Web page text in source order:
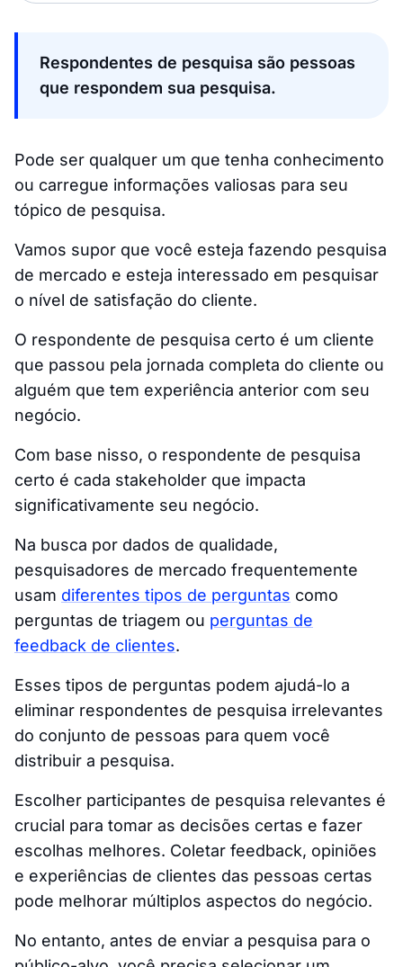
Respondentes de pesquisa são pessoas
que respondem sua pesquisa.
Pode ser qualquer um que tenha conhecimento
ou carregue informações valiosas para seu
tópico de pesquisa.
Vamos supor que você esteja fazendo pesquisa
de mercado e esteja interessado em pesquisar
o nível de satisfação do cliente.
O respondente de pesquisa certo é um cliente
que passou pela jornada completa do cliente ou
alguém que tem experiência anterior com seu
negócio.
Com base nisso, o respondente de pesquisa
certo é cada stakeholder que impacta
significativamente seu negócio.
Na busca por dados de qualidade,
pesquisadores de mercado frequentemente
usam diferentes tipos de perguntas como
perguntas de triagem ou perguntas de
feedback de clientes.
Esses tipos de perguntas podem ajudá-lo a
eliminar respondentes de pesquisa irrelevantes
do conjunto de pessoas para quem você
distribuir a pesquisa.
Escolher participantes de pesquisa relevantes é
crucial para tomar as decisões certas e fazer
escolhas melhores. Coletar feedback, opiniões
e experiências de clientes das pessoas certas
pode melhorar múltiplos aspectos do negócio.
No entanto, antes de enviar a pesquisa para o